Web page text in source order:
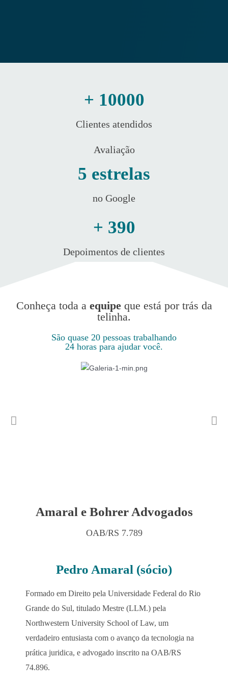
+ 10000
Clientes atendidos
Avaliação
5 estrelas
no Google
+ 390
Depoimentos de clientes
Conheça toda a equipeque está por trás da
telinha.
São quase 20 pessoas trabalhando
24 horas para ajudar você.
Amaral e Bohrer Advogados
OAB/RS 7.789
Pedro Amaral (sócio)
Formado em Direito pela Universidade Federal do Rio
Grande do Sul, titulado Mestre (LLM.) pela
Northwestern University School of Law, um
verdadeiro entusiasta com o avanço da tecnologia na
prática juridica, e advogado inscrito na OAB/RS
74.896.